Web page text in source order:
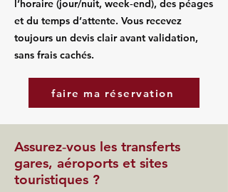
l’horaire (jour/nuit, week‑end), des péages
et du temps d’attente. Vous recevez
toujours un devis clair avant validation,
sans frais cachés.
faire ma réservation
Assurez‑vous les transferts
gares, aéroports et sites
touristiques ?